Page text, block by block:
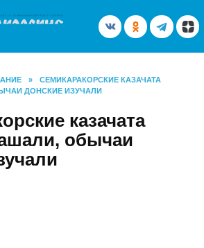
»
СЕМИКАРАКОРСКИЕ КАЗАЧАТА
ДОНСКИЕ ИЗУЧАЛИ
казачата
обычаи